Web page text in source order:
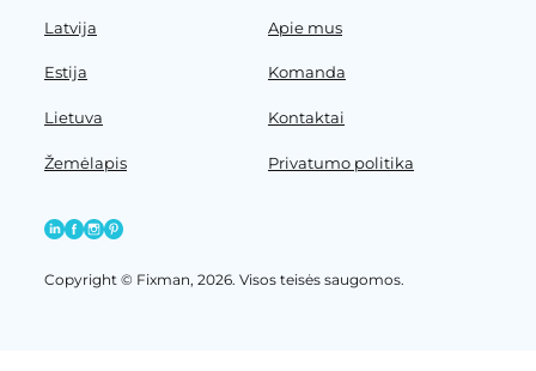
Latvija
Estija
Lietuva
Žemėlapis
Apie mus
Komanda
Kontaktai
Privatumo politika
Copyright © Fixman, 2026. Visos teisės saugomos.